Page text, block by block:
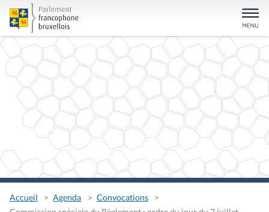
Accueil Agenda
Convocations